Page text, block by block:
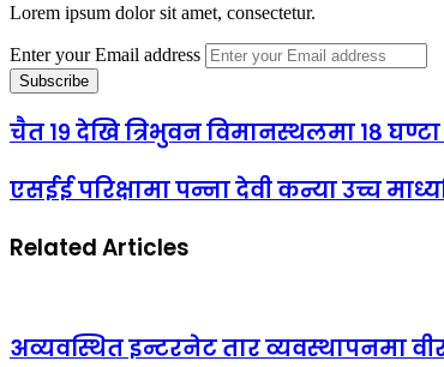
Lorem ipsum dolor sit amet, consectetur.
Enter your Email address
चैत १९ देखि त्रिभुवन विमानस्थलमा १८
एसईई परिक्षामा पन्ना देवी कन्या उच्च
Related Articles
अव्यवस्थित इन्टरनेट तार